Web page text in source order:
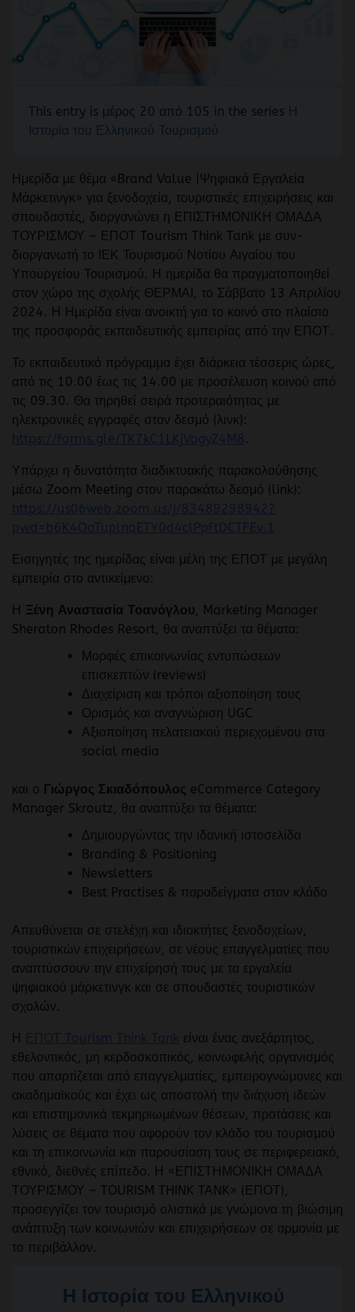
This entry is μέρος 20 από 105 in the series Η
Ιστορία του Ελληνικού Τουρισμού
Ημερίδα με θέμα «Brand Value |Ψηφιακά Εργαλεία
Μάρκετινγκ» για ξενοδοχεία, τουριστικές επιχειρήσεις και
σπουδαστές, διοργανώνει η ΕΠΙΣΤΗΜΟΝΙΚΗ ΟΜΑΔΑ
ΤΟΥΡΙΣΜΟΥ – ΕΠΟΤ Tourism Think Tank με συν-
διοργανωτή το ΙΕΚ Τουρισμού Νοτίου Αιγαίου του
Υπουργείου Τουρισμού. Η ημερίδα θα πραγματοποιηθεί
στον χώρο της σχολής ΘΕΡΜΑΙ, το Σάββατο 13 Απριλίου
2024. Η Ημερίδα είναι ανοικτή για το κοινό στο πλαίσιο
της προσφοράς εκπαιδευτικής εμπειρίας από την ΕΠΟΤ.
Το εκπαιδευτικό πρόγραμμα έχει διάρκεια τέσσερις ώρες,
από τις 10.00 έως τις 14.00 με προσέλευση κοινού από
τις 09.30. Θα τηρηθεί σειρά προτεραιότητας με
ηλεκτρονικές εγγραφές στον δεσμό (λινκ):
.
Υπάρχει η δυνατότητα διαδικτυακής παρακολούθησης
μέσω Zoom Meeting στον παρακάτω δεσμό (link):
Εισηγητές της ημερίδας είναι μέλη της ΕΠΟΤ με μεγάλη
εμπειρία στο αντικείμενο:
Η Ξένη Αναστασία Τοανόγλου , Marketing Manager
Sheraton Rhodes Resort, θα αναπτύξει τα θέματα:
Μορφές επικοινωνίας εντυπώσεων
επισκεπτών (reviews)
Διαχείριση και τρόποι αξιοποίηση τους
Ορισμός και αναγνώριση UGC
Αξιοποίηση πελατειακού περιεχομένου στα
social media
και ο Γιώργος Σκιαδόπουλος eCommerce Category
Manager Skroutz, θα αναπτύξει τα θέματα:
Δημιουργώντας την ιδανική ιστοσελίδα
Branding & Positioning
Newsletters
Best Practises & παραδείγματα στον κλάδο
Απευθύνεται σε στελέχη και ιδιοκτήτες ξενοδοχείων,
τουριστικών επιχειρήσεων, σε νέους επαγγελματίες που
αναπτύσσουν την επιχείρησή τους με τα εργαλεία
ψηφιακού μάρκετινγκ και σε σπουδαστές τουριστικών
σχολών.
Η
είναι ένας ανεξάρτητος,
εθελοντικός, μη κερδοσκοπικός, κοινωφελής οργανισμός
που απαρτίζεται από επαγγελματίες, εμπειρογνώμονες και
ακαδημαϊκούς και έχει ως αποστολή την διάχυση ιδεών
και επιστημονικά τεκμηριωμένων θέσεων, προτάσεις και
λύσεις σε θέματα που αφορούν τον κλάδο του τουρισμού
και τη επικοινωνία και παρουσίαση τους σε περιφερειακό,
εθνικό, διεθνές επίπεδο. Η «ΕΠΙΣΤΗΜΟΝΙΚΗ ΟΜΑΔΑ
ΤΟΥΡΙΣΜΟΥ – TOURISM THINK TANK» (ΕΠΟΤ),
προσεγγίζει τον τουρισμό ολιστικά με γνώμονα τη βιώσιμη
ανάπτυξη των κοινωνιών και επιχειρήσεων σε αρμονία με
το περιβάλλον.
Η Ιστορία του Ελληνικού